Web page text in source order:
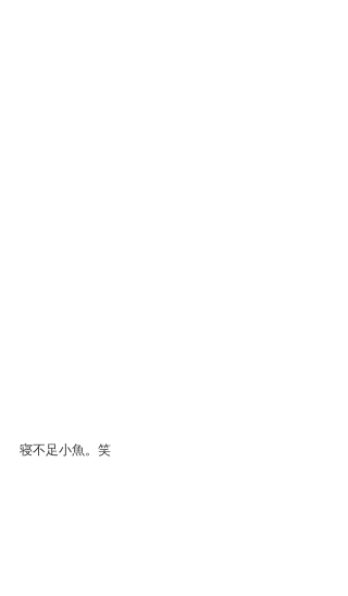
寝不足小魚。笑